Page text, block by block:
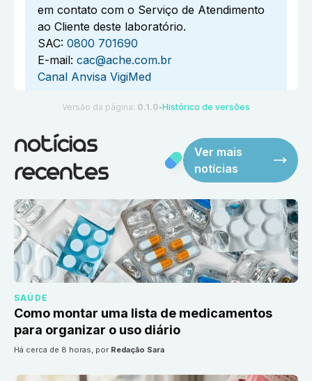
em contato com o Serviço de Atendimento
ao Cliente deste laboratório.
SAC: 0800 701690
E-mail: cac@ache.com.br
Canal Anvisa VigiMed
Versão da página: 0.1.0 ●Histórico de versões
notícias
recentes
Ver mais
notícias
SAÚDE
Como montar uma lista de medicamentos
para organizar o uso diário
há cerca de 8 horas, por Redação Sara